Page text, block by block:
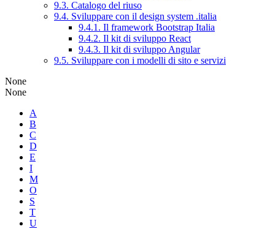
9.3. Catalogo del riuso
9.4. Sviluppare con il design system .italia
9.4.1. Il framework Bootstrap Italia
9.4.2. Il kit di sviluppo React
9.4.3. Il kit di sviluppo Angular
9.5. Sviluppare con i modelli di sito e servizi
None
None
A
B
C
D
E
I
M
O
S
T
U